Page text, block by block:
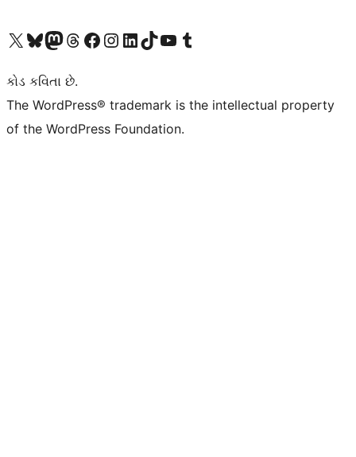
અમારા X (અગાઉ ટ્વિટર) એકાઉન્ટની મુલાકાત લોઅમારા Bluesky એકાઉન્ટની મુલાકાત લોઅમારા માસ્ટોડોન એકાઉન્ટની મુલાકાત લોઅમારા Threads એકાઉન્ટની મુલાકાત લો અમારા ફેસબુક પેજની મુલાકાત લોઅમારા ઇન્સ્ટાગ્રામ એકાઉન્ટની મુલાકાત લો અમારા LinkedIn એકાઉન્ટની મુલાકાત લોઅમારા TikTok એકાઉન્ટની મુલાકાત લોઅમારી YouTube ચેનલની મુલાકાત લો અમારા Tumblr એકાઉન્ટની મુલાકાત લો
કોડ કવિતા છે.
The WordPress® trademark is the intellectual property
of the WordPress Foundation.